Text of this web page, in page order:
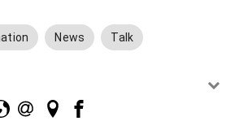
News Talk